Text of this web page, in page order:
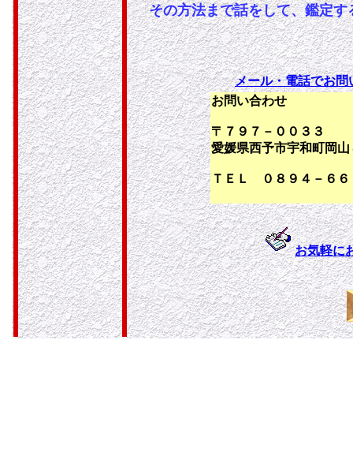
その方法まで話をして、鑑定
メール・電話でお問
お問い合わせ
〒７９７－００３３
愛媛県西予市宇和町岡
ＴＥＬ ０８９４－６６
お気軽に